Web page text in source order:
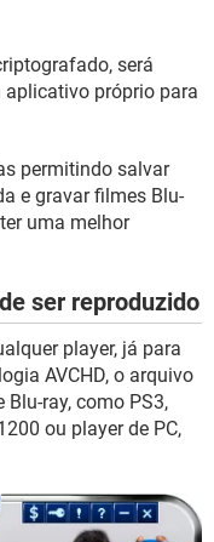
será
próprio para
permitindo salvar
e gravar filmes Blu-
uma melhor
ser reproduzido
player, já para
AVCHD, o arquivo
ray, como PS3,
ou player de PC,